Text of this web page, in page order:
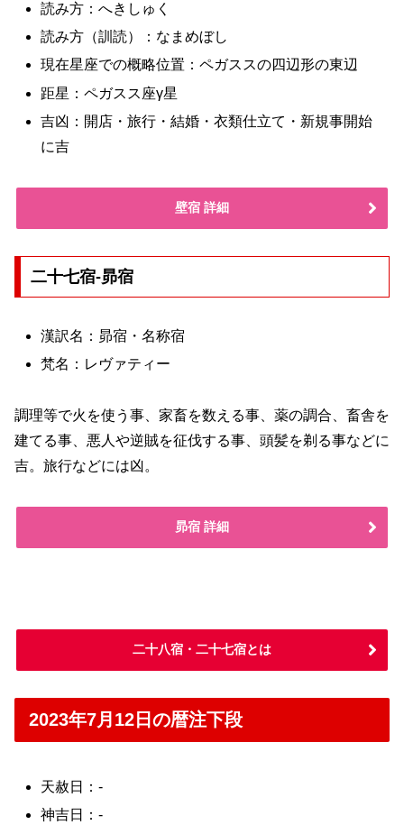
読み方：へきしゅく
読み方（訓読）：なまめぼし
現在星座での概略位置：ペガススの四辺形の東辺
距星：ペガスス座γ星
吉凶：開店・旅行・結婚・衣類仕立て・新規事開始
に吉
壁宿 詳細
二十七宿-昴宿
漢訳名：昴宿・名称宿
梵名：レヴァティー
調理等で火を使う事、家畜を数える事、薬の調合、畜舎を
建てる事、悪人や逆賊を征伐する事、頭髪を剃る事などに
吉。旅行などには凶。
昴宿 詳細
二十八宿・二十七宿とは
2023年7月12日の暦注下段
天赦日：-
神吉日：-